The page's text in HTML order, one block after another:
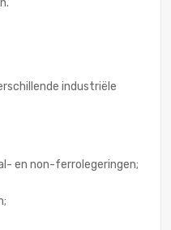
industriële
en non-ferrolegeringen;